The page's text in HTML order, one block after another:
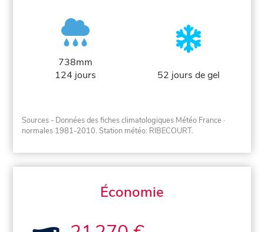
738mm
124 jours
52 jours de gel
Sources - Données des fiches climatologiques Météo France ·
normales 1981-2010. Station météo: RIBECOURT.
Économie